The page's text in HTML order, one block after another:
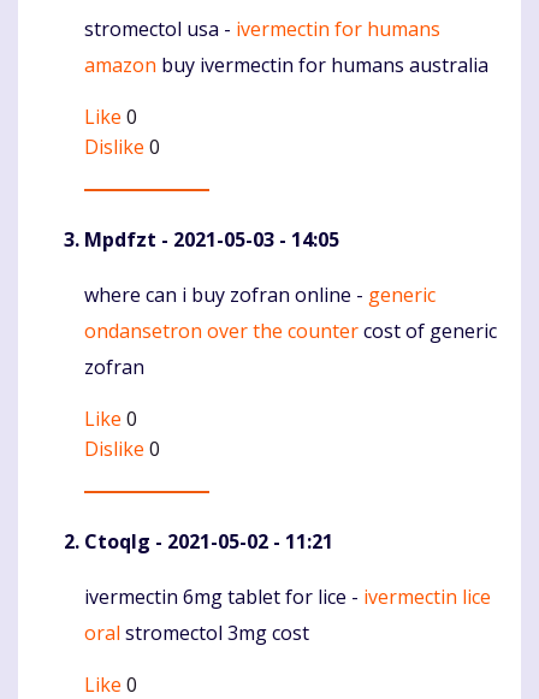
Komentaras
stromectol usa - ivermectin for humans
amazon buy ivermectin for humans australia
Like 0
Dislike 0
Mpdfzt - 2021-05-03 - 14:05
Komentaras
where can i buy zofran online - generic
ondansetron over the countercost of generic
zofran
Like 0
Dislike 0
Ctoqlg - 2021-05-02 - 11:21
Komentaras
ivermectin 6mg tablet for lice - ivermectin lice
oral stromectol 3mg cost
Like 0